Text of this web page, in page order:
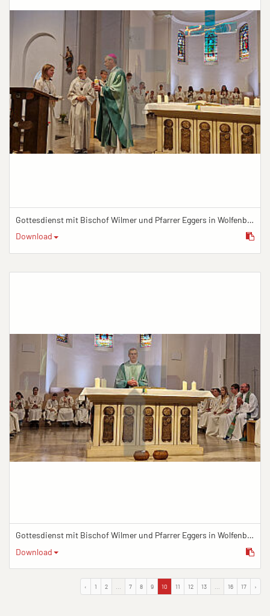
Gottesdienst mit Bischof Wilmer und Pfarrer Eggers in Wolfenbüttel
Download
Gottesdienst mit Bischof Wilmer und Pfarrer Eggers in Wolfenbüttel
Download
‹ 1 2 7 8 9 10 11 12 13 16 17 ›